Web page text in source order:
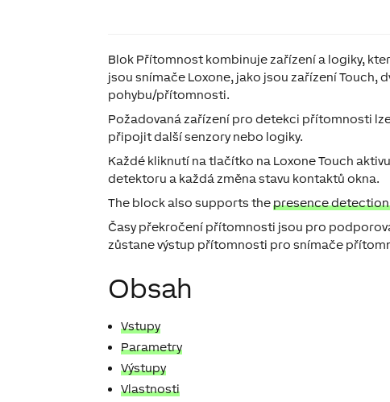
Blok Přítomnost kombinuje zařízení a logiky,
jsou snímače Loxone, jako jsou zařízení
pohybu/přítomnosti.
Požadovaná zařízení pro detekci přítomnosti
připojit další senzory nebo logiky.
Každé kliknutí na tlačítko na Loxone Touch
detektoru a každá změna stavu kontaktů okna.
The block also supports thepresence detection
Časy překročení přítomnosti jsou pro
zůstane výstup přítomnosti pro snímače
Obsah
Vstupy
Parametry
Výstupy
Vlastnosti